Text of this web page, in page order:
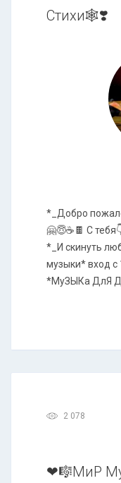
Стихи🕸❣️
*_Добро
🤗😇☕🍫 С
*_И скинуть
музыки* вход с
*МуЗЫКа ДлЯ
2 078
❤🎼МиР